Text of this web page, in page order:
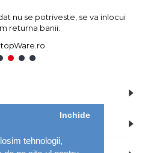
tehnologii,
Inchide
nu se potriveste, se va inlocui
returna banii.
2 3 4